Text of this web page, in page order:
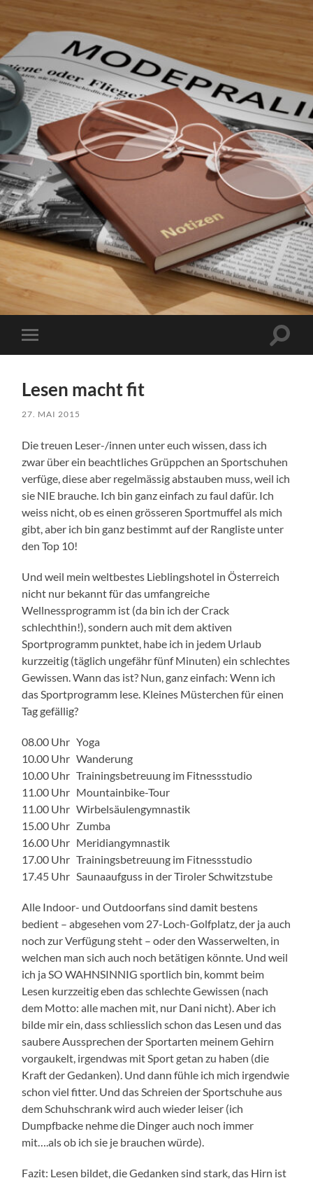
Mobile-
Menü
Lesen macht fit
27. MAI 2015
Die treuen Leser-/innen unter euch wissen, dass ich
zwar über ein beachtliches Grüppchen an Sportschuhen
verfüge, diese aber regelmässig abstauben muss, weil ich
sie NIE brauche. Ich bin ganz einfach zu faul dafür. Ich
weiss nicht, ob es einen grösseren Sportmuffel als mich
gibt, aber ich bin ganz bestimmt auf der Rangliste unter
den Top 10!
Und weil mein weltbestes Lieblingshotel in Österreich
nicht nur bekannt für das umfangreiche
Wellnessprogramm ist (da bin ich der Crack
schlechthin!), sondern auch mit dem aktiven
Sportprogramm punktet, habe ich in jedem Urlaub
kurzzeitig (täglich ungefähr fünf Minuten) ein schlechtes
Gewissen. Wann das ist? Nun, ganz einfach: Wenn ich
das Sportprogramm lese. Kleines Müsterchen für einen
Tag gefällig?
08.00 Uhr Yoga
10.00 Uhr Wanderung
10.00 Uhr Trainingsbetreuung im Fitnessstudio
11.00 Uhr Mountainbike-Tour
11.00 Uhr Wirbelsäulengymnastik
15.00 Uhr Zumba
16.00 Uhr Meridiangymnastik
17.00 Uhr Trainingsbetreuung im Fitnessstudio
17.45 Uhr Saunaaufguss in der Tiroler Schwitzstube
Alle Indoor- und Outdoorfans sind damit bestens
bedient – abgesehen vom 27-Loch-Golfplatz, der ja auch
noch zur Verfügung steht – oder den Wasserwelten, in
welchen man sich auch noch betätigen könnte. Und weil
ich ja SO WAHNSINNIG sportlich bin, kommt beim
Lesen kurzzeitig eben das schlechte Gewissen (nach
dem Motto: alle machen mit, nur Dani nicht). Aber ich
bilde mir ein, dass schliesslich schon das Lesen und das
saubere Aussprechen der Sportarten meinem Gehirn
vorgaukelt, irgendwas mit Sport getan zu haben (die
Kraft der Gedanken). Und dann fühle ich mich irgendwie
schon viel fitter. Und das Schreien der Sportschuhe aus
dem Schuhschrank wird auch wieder leiser (ich
Dumpfbacke nehme die Dinger auch noch immer
mit….als ob ich sie je brauchen würde).
Fazit: Lesen bildet, die Gedanken sind stark, das Hirn ist